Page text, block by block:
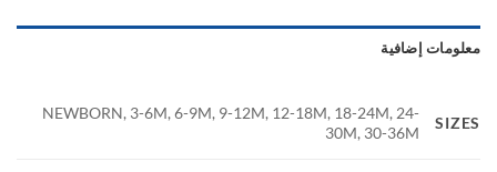
إضافية
NEWBORN, 3-6M, 6-9M, 9-12M, 12-18M, 18-24M, 24-
30M, 30-36M